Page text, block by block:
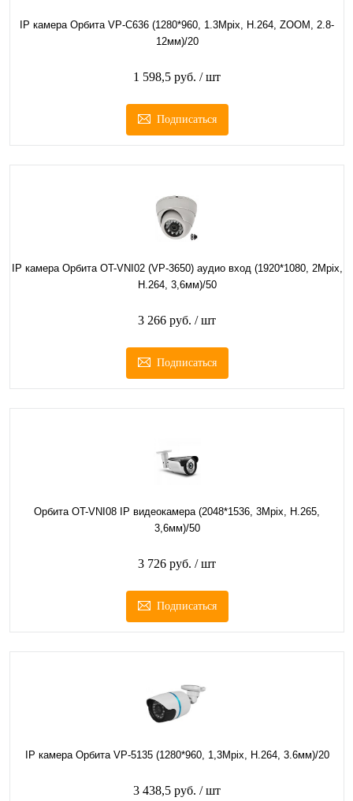
IP камера Орбита VP-C636 (1280*960, 1.3Mpix, H.264, ZOOM, 2.8-
12мм)/20
1 598,5 руб. / шт
Подписаться
IP камера Орбита OT-VNI02 (VP-3650) аудио вход (1920*1080, 2Mpix,
H.264, 3,6мм)/50
3 266 руб. / шт
Подписаться
Орбита OT-VNI08 IP видеокамера (2048*1536, 3Mpix, H.265,
3,6мм)/50
3 726 руб. / шт
Подписаться
IP камера Орбита VP-5135 (1280*960, 1,3Mpix, H.264, 3.6мм)/20
3 438,5 руб. / шт